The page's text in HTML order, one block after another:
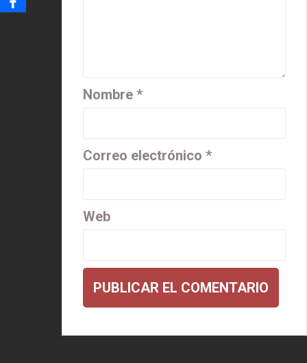
Nombre *
Correo electrónico *
Web